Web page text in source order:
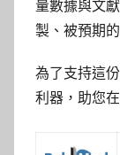
量數據與文
製、被預期
為了支持這
利器，助您